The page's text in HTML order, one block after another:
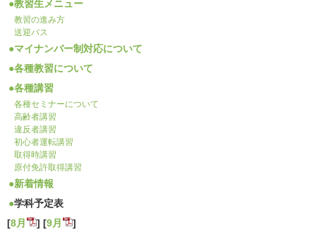
教習生メニュー
教習の進み方
送迎バス
マイナンバー制対応について
各種教習について
各種講習
各種セミナーについて
高齢者講習
違反者講習
初心者運転講習
取得時講習
原付免許取得講習
新着情報
学科予定表
[8月 ] [9月
]